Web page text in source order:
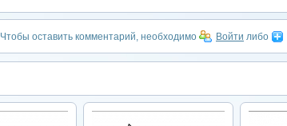
Чтобы оставить комментарий, необходимо Войти либо